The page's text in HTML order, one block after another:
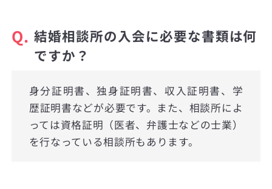
Q. 結婚相談所の入会に必要な書類は何
ですか？
身分証明書、独身証明書、収入証明書、学
歴証明書などが必要です。また、相談所によ
っては資格証明（医者、弁護士などの士業）
を行なっている相談所もあります。